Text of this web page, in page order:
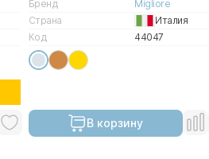
Бренд
Migliore
Страна
Италия
Код
44047
В корзину